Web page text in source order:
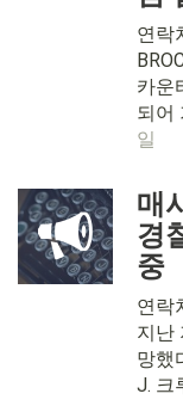
연락
카운
되어
일
매
경
중
연락
지난
망했
J. 크